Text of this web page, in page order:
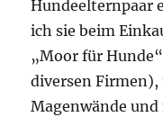
Hundeelternpaar
ich sie beim
„Moor für
diversen Firmen),
Magenwände